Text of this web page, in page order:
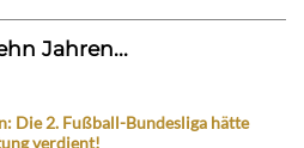
Jahren...
Die 2. Fußball-Bundesliga hätte
verdient!